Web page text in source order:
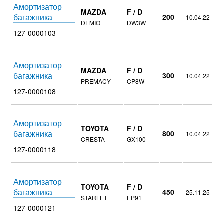
Амортизатор
багажника
127-0000103
MAZDA
DEMIO
F / D
DW3W
200 10.04.22
Амортизатор
багажника
127-0000108
MAZDA
PREMACY
F / D
CP8W
300 10.04.22
Амортизатор
багажника
127-0000118
TOYOTA
CRESTA
F / D
GX100
800 10.04.22
Амортизатор
багажника
127-0000121
TOYOTA
STARLET
F / D
EP91
450 25.11.25